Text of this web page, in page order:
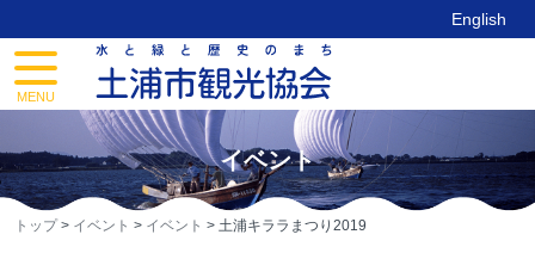
content
toggle
navigation
MENU
English
イベント
トップ> イベント > イベント > 土浦キララまつり2019